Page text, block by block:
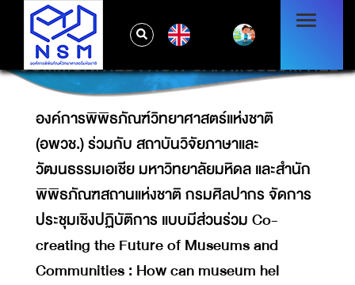
แห่งชาติ กรมศิลปากร จัดการประชุมเชิงปฏิบัติ
การ แบบมีส่วนร่วม CO-CREATING THE
FUTURE OF MUSEUMS AND
COMMUNITIES : HOW CAN MUSEUM HEL
องค์การพิพิธภัณฑ์วิทยาศาสตร์แห่งชาติ
(อพวช.) ร่วมกับ สถาบันวิจัยภาษาและ
วัฒนธรรมเอเชีย มหาวิทยาลัยมหิดล และสำนัก
พิพิธภัณฑสถานแห่งชาติ กรมศิลปากร จัดการ
ประชุมเชิงปฏิบัติการ แบบมีส่วนร่วม Co-
creating the Future of Museums and
Communities : How can museum hel